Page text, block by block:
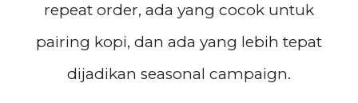
repeat order, ada yang cocok untuk
pairing kopi, dan ada yang lebih tepat
dijadikan seasonal campaign.